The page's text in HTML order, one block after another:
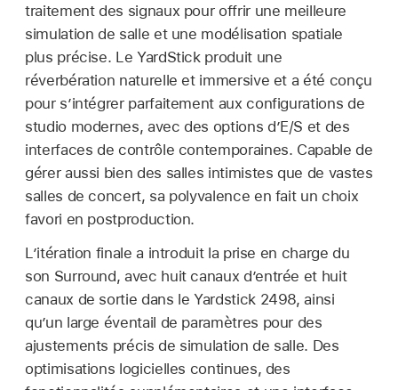
traitement des signaux pour offrir une meilleure
simulation de salle et une modélisation spatiale
plus précise. Le YardStick produit une
réverbération naturelle et immersive et a été conçu
pour s’intégrer parfaitement aux configurations de
studio modernes, avec des options d’E/S et des
interfaces de contrôle contemporaines. Capable de
gérer aussi bien des salles intimistes que de vastes
salles de concert, sa polyvalence en fait un choix
favori en postproduction.
L’itération finale a introduit la prise en charge du
son Surround, avec huit canaux d’entrée et huit
canaux de sortie dans le Yardstick 2498, ainsi
qu’un large éventail de paramètres pour des
ajustements précis de simulation de salle. Des
optimisations logicielles continues, des